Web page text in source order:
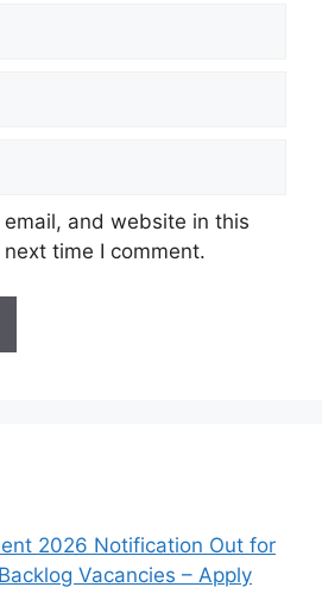
email, and website in this
time I comment.
2026 Notification Out for
Vacancies – Apply